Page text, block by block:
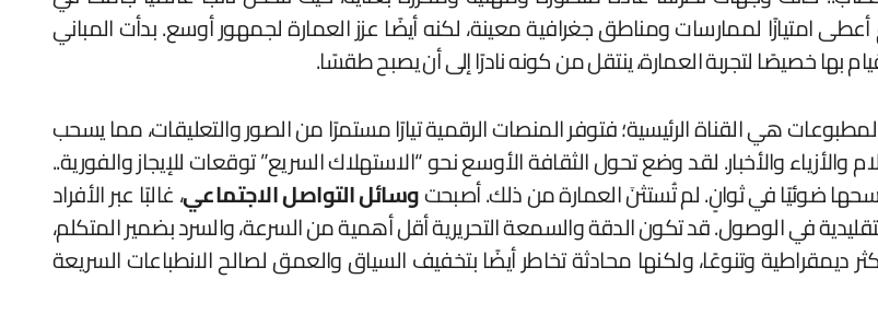
امتيازًا لممارسات ومناطق جغرافية معينة، لكنه أيضًا عزز العمارة لجمهور أوسع. بدأت المباني
بها خصيصًا لتجربة العمارة، ينتقل من كونه نادرًا إلى أن يصبح طقسًا.
هي القناة الرئيسية؛ فتوفر المنصات الرقمية تيارًا مستمرًا من الصور والتعليقات، مما يسحب
والأخبار. لقد وضع تحول الثقافة الأوسع نحو “الاستهلاك السريع” توقعات للإيجاز والفورية..
ضوئيًا في ثوانٍ. لم تُستثنَ العمارة من ذلك. أصبحتوسائل التواصل الاجتماعي، غالبًا عبر الأفراد
في الوصول. قد تكون الدقة والسمعة التحريرية أقل أهمية من السرعة، والسرد بضمير المتكلم،
ديمقراطية وتنوعًا، ولكنها محادثة تخاطر أيضًا بتخفيف السياق والعمق لصالح الانطباعات السريعة